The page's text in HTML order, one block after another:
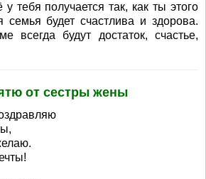
тебя получается так, как ты этого
семья будет счастлива и здорова.
всегда будут достаток, счастье,
от сестры жены